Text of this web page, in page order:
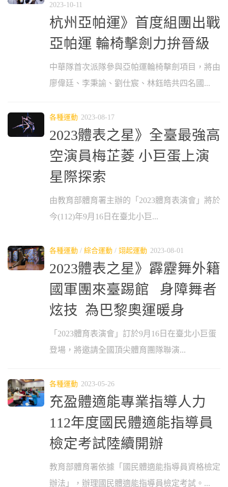
2023-10-11
杭州亞帕運》首度組團出戰
亞帕運 輪椅擊劍力拚晉級
中華隊首次派隊參與亞帕運輪椅擊劍項目，將由
廖偉廷、李秉諭、劉仕宸、林鈺皓共四名國...
各種運動 2023-08-17
2023體表之星》全臺最強高
空演員梅芷菱 小巨蛋上演
星際探索
由教育部體育署主辦的「2023體育表演會」將於
今(112)年9月16日在臺北小巨...
各種運動 / 綜合運動 / 翊起運動 2023-08-01
2023體表之星》霹靂舞外籍
國軍團來臺踢館 身障舞者
炫技 為巴黎奧運暖身
「2023體育表演會」訂於9月16日在臺北小巨蛋
登場，將邀請全國頂尖體育團隊聯演...
各種運動 2023-05-26
充盈體適能專業指導人力
112年度國民體適能指導員
檢定考試陸續開辦
教育部體育署依據「國民體適能指導員資格檢定
辦法」，辦理國民體適能指導員檢定考試。...